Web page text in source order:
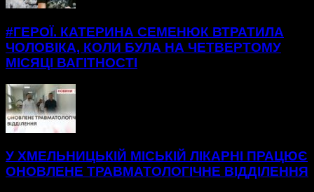
#ГЕРОЇ. КАТЕРИНА СЕМЕНЮК ВТРАТИЛА
ЧОЛОВІКА, КОЛИ БУЛА НА ЧЕТВЕРТОМУ
МІСЯЦІ ВАГІТНОСТІ
У ХМЕЛЬНИЦЬКІЙ МІСЬКІЙ ЛІКАРНІ ПРАЦЮЄ
ОНОВЛЕНЕ ТРАВМАТОЛОГІЧНЕ ВІДДІЛЕННЯ